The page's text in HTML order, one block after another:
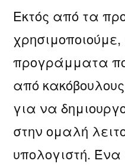
Εκτός από τα
προγράμματα
από
για να
στην ομαλή
υπολογιστή.